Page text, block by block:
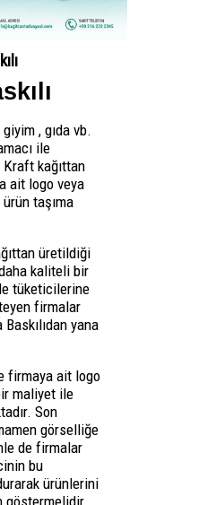
, gıda vb.
ile
kağıttan
ait logo veya
taşıma
üretildiği
kaliteli bir
tüketicilerine
firmalar
yana
firmaya ait logo
maliyet ile
Son
görselliğe
de firmalar
bu
ürünlerini
göstermelidir.